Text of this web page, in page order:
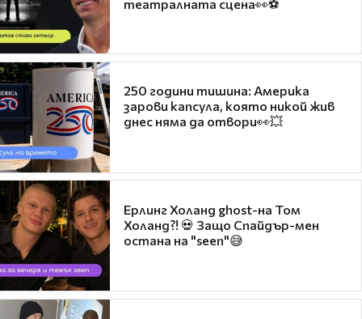
театралната сцена👀⚽
250 години тишина: Америка
зарови капсула, която никой жив
днес няма да отвори👀💥
Ерлинг Холанд ghost-на Том
Холанд?! 💀 Защо Спайдър-мен
остана на "seen"😅